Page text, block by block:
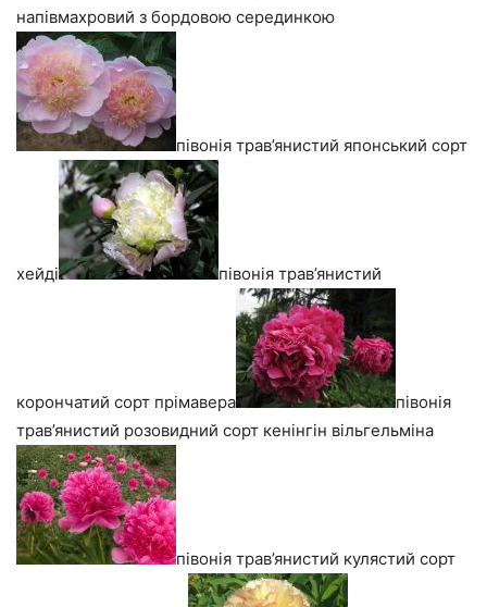
напівмахровий з бордовою серединкою
півонія трав’янистий японський сорт
хейді півонія трав’янистий
корончатий сорт прімавера
півонія
трав’янистий розовидний сорт кенінгін вільгельміна
півонія трав’янистий кулястий сорт